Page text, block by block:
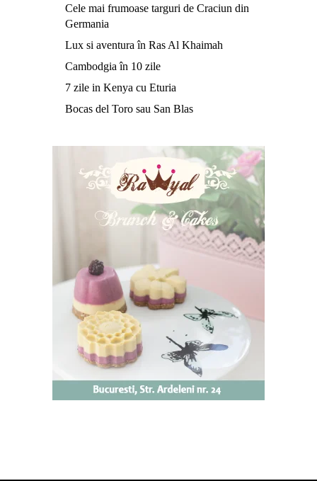
Cele mai frumoase targuri de Craciun din
Germania
Lux si aventura în Ras Al Khaimah
Cambodgia în 10 zile
7 zile in Kenya cu Eturia
Bocas del Toro sau San Blas